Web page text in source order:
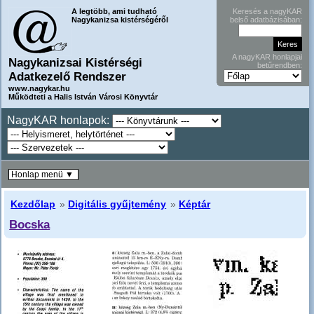
A legtöbb, ami tudható
Nagykanizsa kistérségéről
Nagykanizsai Kistérségi
Adatkezelő Rendszer
www.nagykar.hu
Működteti a Halis István Városi Könyvtár
Keresés a nagyKAR
belső adatbázisában:
A nagyKAR honlapjai
betűrendben:
NagyKAR honlapok:
Kezdőlap » Digitális gyűjtemény » Képtár
Bocska
Honlap menü ▼